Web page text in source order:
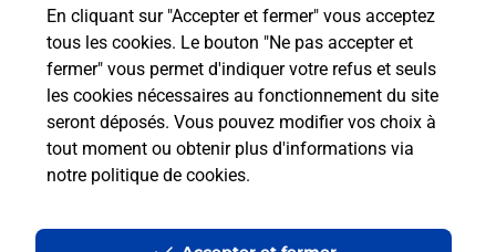
En cliquant sur "Accepter et fermer" vous acceptez
tous les cookies. Le bouton "Ne pas accepter et
fermer" vous permet d'indiquer votre refus et seuls
les cookies nécessaires au fonctionnement du site
seront déposés. Vous pouvez modifier vos choix à
tout moment ou obtenir plus d'informations via
notre politique de cookies.
Localiser Liste Boîtes aux lettres
Calvados
La Vespiere Friardel